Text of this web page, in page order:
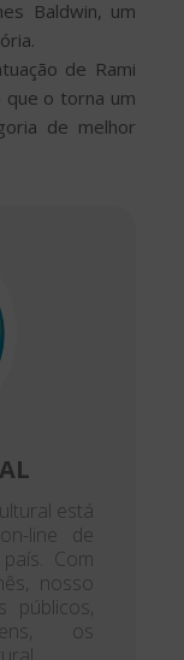
Baldwin, um
de Rami
que o torna um
de melhor
está
line de
Com
nosso
os